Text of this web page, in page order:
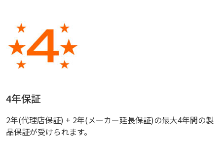
4年保証
2年(代理店保証) + 2年(メーカー延長保証)の最大4年間の製
品保証が受けられます。